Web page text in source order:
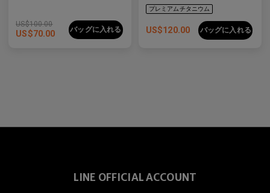
US$100.00
US$70.00 バッグに入れる US$120.00 バッグに入れる
LINE OFFICIAL ACCOUNT